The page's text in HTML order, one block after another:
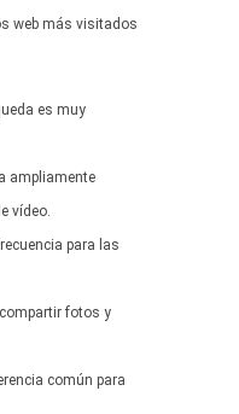
web más visitados
es muy
ampliamente
vídeo.
para las
fotos y
común para